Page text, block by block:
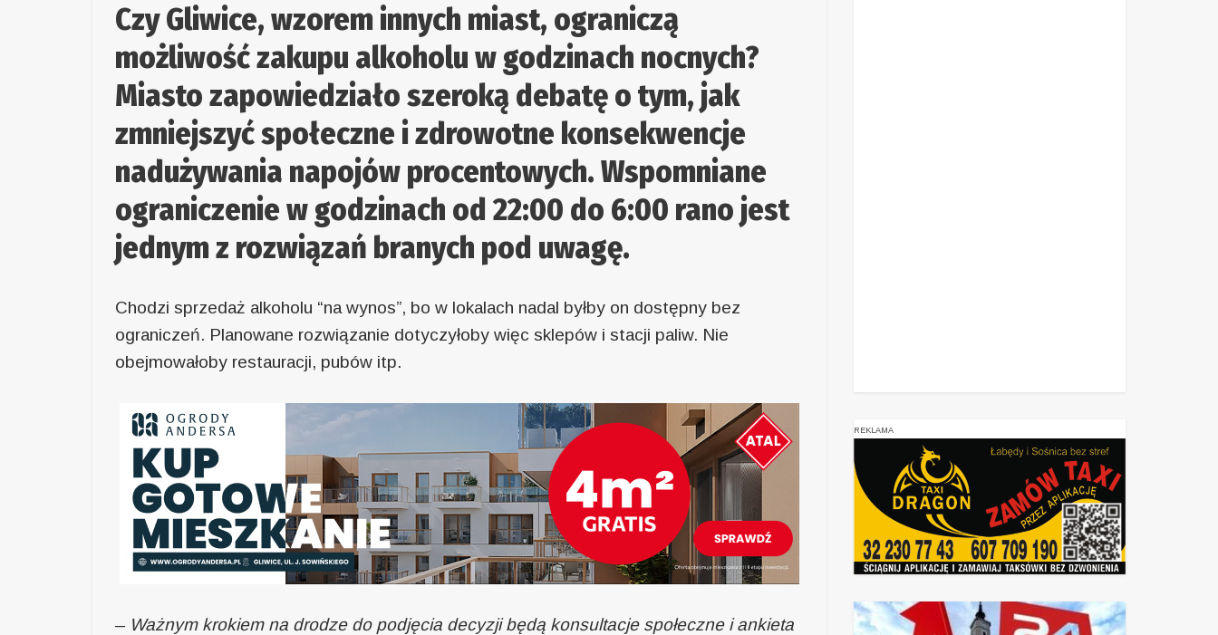
Czy Gliwice, wzorem innych miast, ograniczą
możliwość zakupu alkoholu w godzinach nocnych?
Miasto zapowiedziało szeroką debatę o tym, jak
zmniejszyć społeczne i zdrowotne konsekwencje
nadużywania napojów procentowych. Wspomniane
ograniczenie w godzinach od 22:00 do 6:00 rano jest
jednym z rozwiązań branych pod uwagę.
Chodzi sprzedaż alkoholu “na wynos”, bo w lokalach nadal byłby on dostępny bez
ograniczeń. Planowane rozwiązanie dotyczyłoby więc sklepów i stacji paliw. Nie
obejmowałoby restauracji, pubów itp.
– Ważnym krokiem na drodze do podjęcia decyzji będą konsultacje społeczne i ankieta
REKLAMA